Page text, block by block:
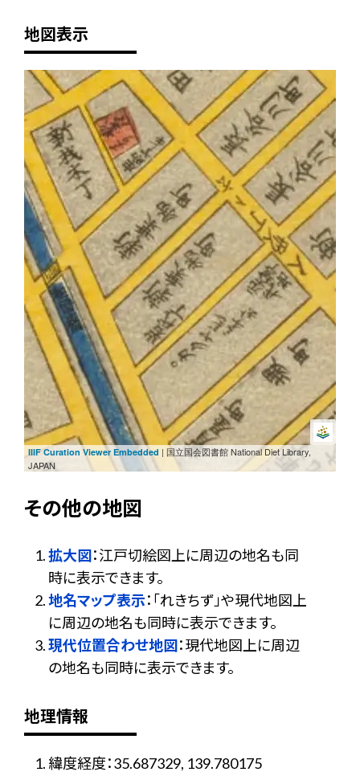
地図表示
+
-
IIIF Curation Viewer Embedded | 国立国会図書館 National Diet Library,
JAPAN
その他の地図
拡大図：江戸切絵図上に周辺の地名も同
時に表示できます。
地名マップ表示：「れきちず」や現代地図上
に周辺の地名も同時に表示できます。
現代位置合わせ地図：現代地図上に周辺
の地名も同時に表示できます。
地理情報
緯度経度：35.687329, 139.780175